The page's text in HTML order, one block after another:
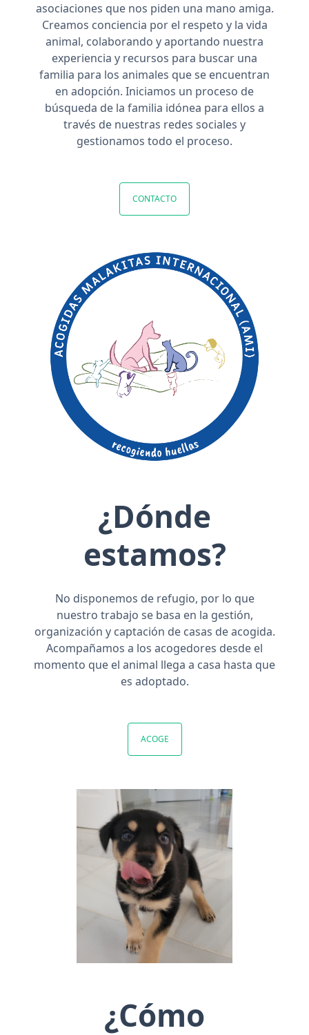
asociaciones que nos piden una mano amiga.
Creamos conciencia por el respeto y la vida
animal, colaborando y aportando nuestra
experiencia y recursos para buscar una
familia para los animales que se encuentran
en adopción. Iniciamos un proceso de
búsqueda de la familia idónea para ellos a
través de nuestras redes sociales y
gestionamos todo el proceso.
CONTACTO
¿Dónde
estamos?
No disponemos de refugio, por lo que
nuestro trabajo se basa en la gestión,
organización y captación de casas de acogida.
Acompañamos a los acogedores desde el
momento que el animal llega a casa hasta que
es adoptado.
ACOGE
¿Cómo